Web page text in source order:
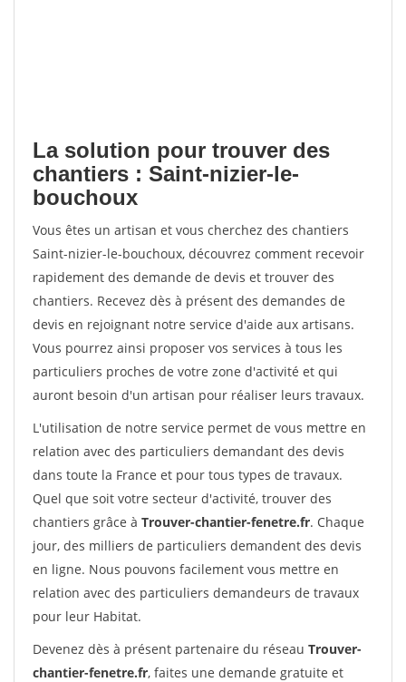
La solution pour trouver des
chantiers : Saint-nizier-le-
bouchoux
Vous êtes un artisan et vous cherchez des chantiers
Saint-nizier-le-bouchoux, découvrez comment recevoir
rapidement des demande de devis et trouver des
chantiers. Recevez dès à présent des demandes de
devis en rejoignant notre service d'aide aux artisans.
Vous pourrez ainsi proposer vos services à tous les
particuliers proches de votre zone d'activité et qui
auront besoin d'un artisan pour réaliser leurs travaux.
L'utilisation de notre service permet de vous mettre en
relation avec des particuliers demandant des devis
dans toute la France et pour tous types de travaux.
Quel que soit votre secteur d'activité, trouver des
chantiers grâce à Trouver-chantier-fenetre.fr. Chaque
jour, des milliers de particuliers demandent des devis
en ligne. Nous pouvons facilement vous mettre en
relation avec des particuliers demandeurs de travaux
pour leur Habitat.
Devenez dès à présent partenaire du réseau Trouver-
chantier-fenetre.fr, faites une demande gratuite et